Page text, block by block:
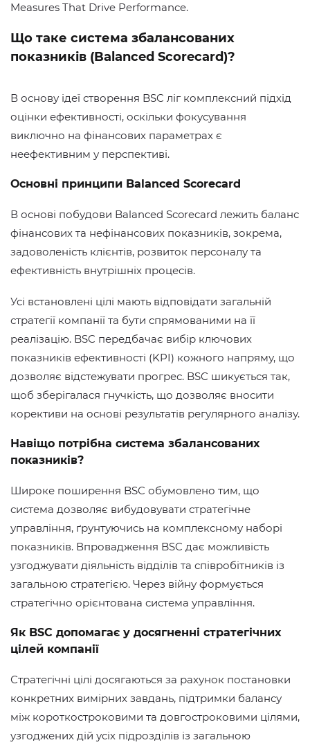
Measures That Drive Performance.
Що таке система збалансованих
показників (Balanced Scorecard)?
В основу ідеї створення BSC ліг комплексний підхід
оцінки ефективності, оскільки фокусування
виключно на фінансових параметрах є
неефективним у перспективі.
Основні принципи Balanced Scorecard
В основі побудови Balanced Scorecard лежить баланс
фінансових та нефінансових показників, зокрема,
задоволеність клієнтів, розвиток персоналу та
ефективність внутрішніх процесів.
Усі встановлені цілі мають відповідати загальній
стратегії компанії та бути спрямованими на її
реалізацію. BSC передбачає вибір ключових
показників ефективності (KPI) кожного напряму, що
дозволяє відстежувати прогрес. BSC шикується так,
щоб зберігалася гнучкість, що дозволяє вносити
корективи на основі результатів регулярного аналізу.
Навіщо потрібна система збалансованих
показників?
Широке поширення BSC обумовлено тим, що
система дозволяє вибудовувати стратегічне
управління, ґрунтуючись на комплексному наборі
показників. Впровадження BSC дає можливість
узгоджувати діяльність відділів та співробітників із
загальною стратегією. Через війну формується
стратегічно орієнтована система управління.
Як BSC допомагає у досягненні стратегічних
цілей компанії
Стратегічні цілі досягаються за рахунок постановки
конкретних вимірних завдань, підтримки балансу
між короткостроковими та довгостроковими цілями,
узгоджених дій усіх підрозділів із загальною